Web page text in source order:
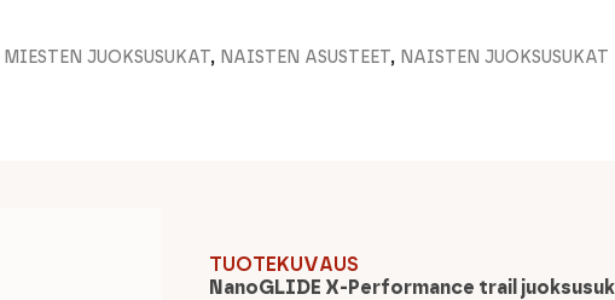
MIESTEN JUOKSUSUKAT, NAISTEN ASUSTEET, NAISTEN JUOKSUSUKAT
TUOTEKUVAUS
NanoGLIDE X-Performance trail